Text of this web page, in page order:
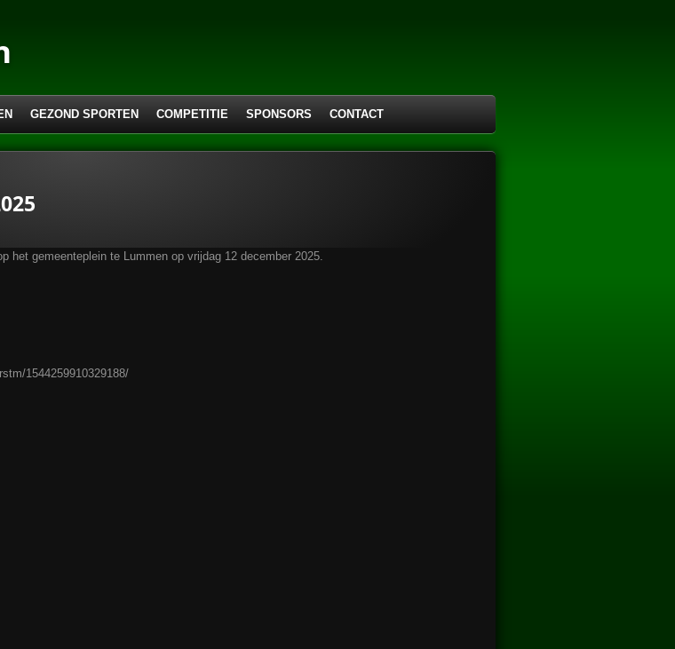
GEZOND SPORTEN COMPETITIE SPONSORS CONTACT
het gemeenteplein te Lummen op vrijdag 12 december 2025.
1544259910329188/